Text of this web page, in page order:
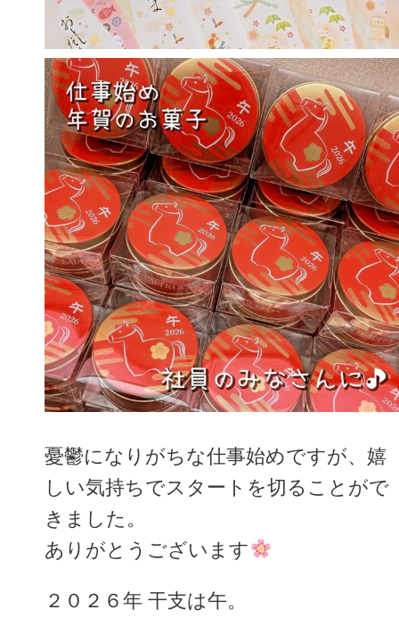
憂鬱になりがちな仕事始めですが、嬉
しい気持ちでスタートを切ることがで
きました。
ありがとうございます
２０２６年 干支は午。